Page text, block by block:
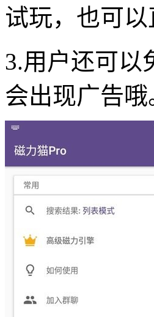
试玩，也可
3.用户还可以
会出现广告哦